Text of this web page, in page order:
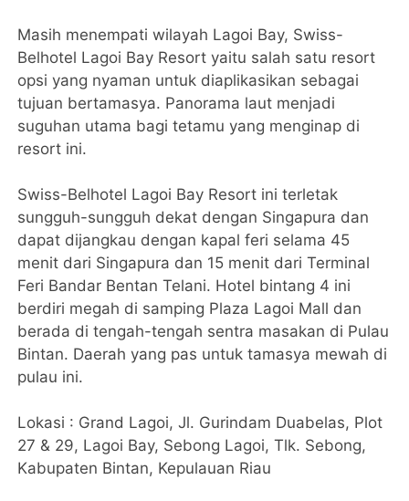
Masih menempati wilayah Lagoi Bay, Swiss-
Belhotel Lagoi Bay Resort yaitu salah satu resort
opsi yang nyaman untuk diaplikasikan sebagai
tujuan bertamasya. Panorama laut menjadi
suguhan utama bagi tetamu yang menginap di
resort ini.
Swiss-Belhotel Lagoi Bay Resort ini terletak
sungguh-sungguh dekat dengan Singapura dan
dapat dijangkau dengan kapal feri selama 45
menit dari Singapura dan 15 menit dari Terminal
Feri Bandar Bentan Telani. Hotel bintang 4 ini
berdiri megah di samping Plaza Lagoi Mall dan
berada di tengah-tengah sentra masakan di Pulau
Bintan. Daerah yang pas untuk tamasya mewah di
pulau ini.
Lokasi : Grand Lagoi, Jl. Gurindam Duabelas, Plot
27 & 29, Lagoi Bay, Sebong Lagoi, Tlk. Sebong,
Kabupaten Bintan, Kepulauan Riau